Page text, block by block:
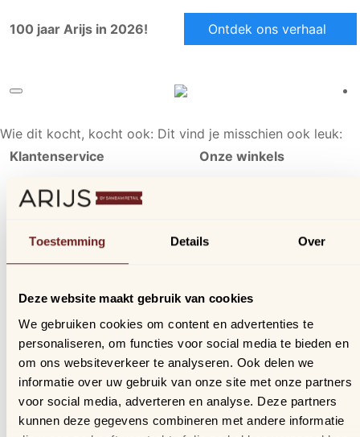
Toestemming Details Over
Deze website maakt gebruik van cookies
We gebruiken cookies om content en advertenties te
personaliseren, om functies voor social media te bieden en
om ons websiteverkeer te analyseren. Ook delen we
informatie over uw gebruik van onze site met onze partners
voor social media, adverteren en analyse. Deze partners
kunnen deze gegevens combineren met andere informatie
100 jaar Arijs in 2026! Ontdek ons verhaal
Wie dit kocht, kocht ook: Dit vind je misschien ook leuk:
Klantenservice
Ons aanbod
Verzending & bezorging
Retourneren & ruilen
Online geschillen
Inloggen
Profiel
Bestellingen
Verlanglijstje
Veelgestelde vragen
Onze winkels
Samdam Nijvel